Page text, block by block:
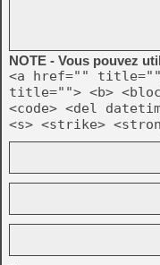
NOTE - Vous pouvez
<a href=""
title=""> <b>
<code> <del
<s> <strike>